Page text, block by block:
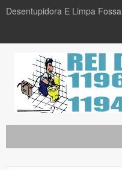
Desentupidora E Limpa Fossa